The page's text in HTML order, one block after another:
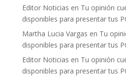
Editor Noticias en Tu opinión
disponibles para presentar tus
Martha Lucia Vargas en Tu
disponibles para presentar tus
Editor Noticias en Tu opinión
disponibles para presentar tus